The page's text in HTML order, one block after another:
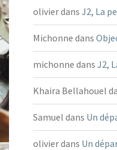
olivierdans J2, La
Michonne dans
michonne dans J2,
Khaira Bellahouel
Samuel dans Un
olivierdans Un